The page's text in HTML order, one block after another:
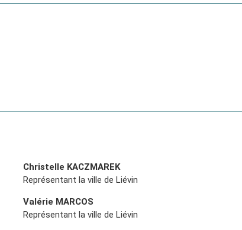
Christelle KACZMAREK
Représentant la ville de Liévin
Valérie MARCOS
Représentant la ville de Liévin